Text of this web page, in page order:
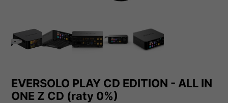
EVERSOLO PLAY CD EDITION - ALL IN
ONE Z CD (raty 0%)